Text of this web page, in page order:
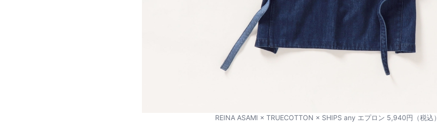
REINA ASAMI × TRUECOTTON × SHIPS any エプロン 5,940円（税込